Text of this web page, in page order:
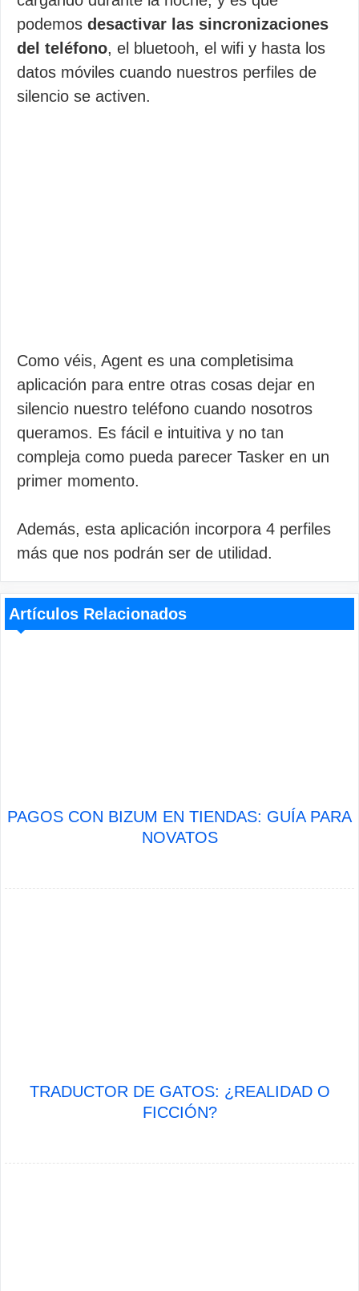
podemos desactivar las sincronizaciones
del teléfono, el bluetooh, el wifi y hasta los
datos móviles cuando nuestros perfiles de
silencio se activen.
Como véis, Agent es una completisima
aplicación para entre otras cosas dejar en
silencio nuestro teléfono cuando nosotros
queramos. Es fácil e intuitiva y no tan
compleja como pueda parecer Tasker en un
primer momento.
Además, esta aplicación incorpora 4 perfiles
más que nos podrán ser de utilidad.
Artículos Relacionados
PAGOS CON BIZUM EN TIENDAS: GUÍA PARA
NOVATOS
TRADUCTOR DE GATOS: ¿REALIDAD O
FICCIÓN?